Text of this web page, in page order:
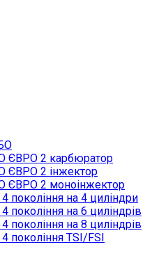
ЄВРО 2 карбюратор
ЄВРО 2 інжектор
ЄВРО 2 моноінжектор
покоління на 4 циліндри
покоління на 6 циліндрів
покоління на 8 циліндрів
покоління TSI/FSI